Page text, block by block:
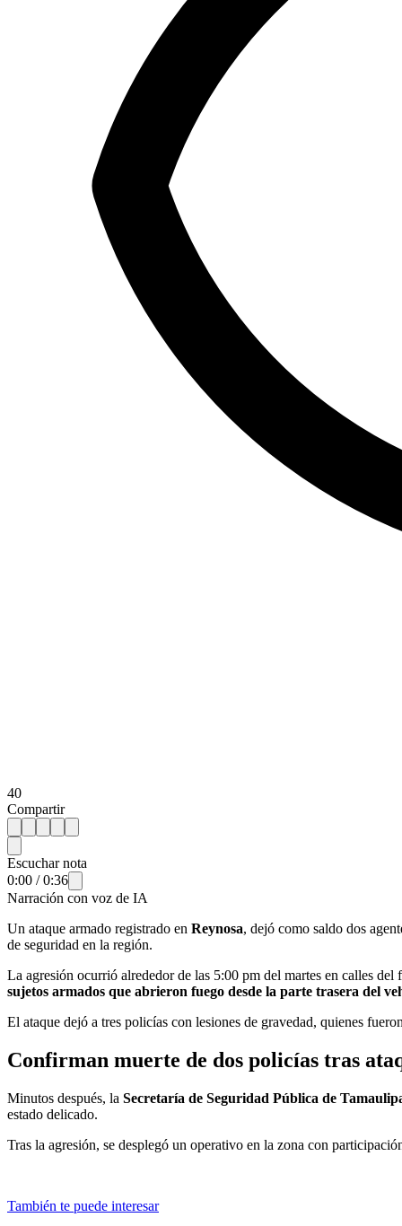
40
Compartir
Escuchar nota
0:00 /0:36
Narración con voz de IA
Un ataque armado registrado en Reynosa, dejó como saldo dos
de seguridad en la región.
La agresión ocurrió alrededor de las 5:00 pm del martes en calles
sujetos armados que abrieron fuego desde la parte trasera del
El ataque dejó a tres policías con lesiones de gravedad, quienes
Confirman muerte de dos policías tras
Minutos después, la Secretaría de Seguridad Pública de
estado delicado.
Tras la agresión, se desplegó un operativo en la zona con
También te puede interesar